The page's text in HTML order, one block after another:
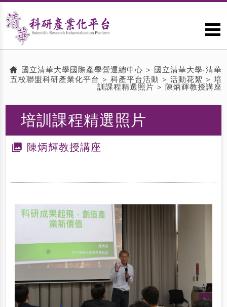
國立清華大學國際產學營運總中心 > 國立清華大學-清華
五校聯盟科研產業化平台 > 科產平台活動 > 活動花絮 > 培
訓課程精選照片 > 陳炳輝教授講座
培訓課程精選照片
陳炳輝教授講座